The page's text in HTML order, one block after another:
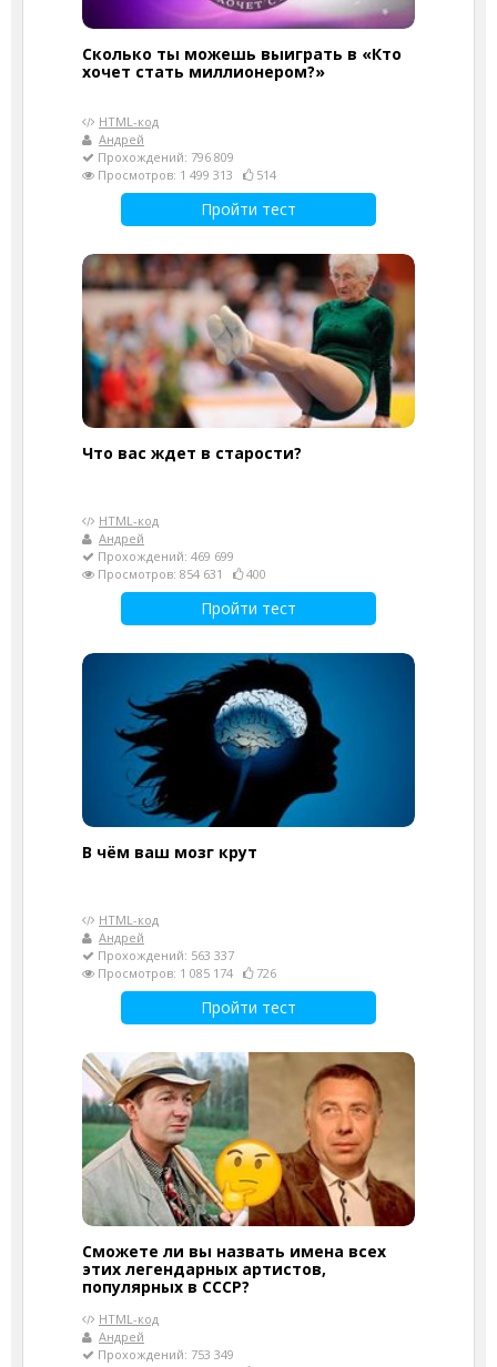
Сколько ты можешь выиграть в «Кто
хочет стать миллионером?»
HTML-код
Андрей
Прохождений: 796 809
Просмотров: 1 499 313
514
Пройти тест
Что вас ждет в старости?
HTML-код
Андрей
Прохождений: 469 699
Просмотров: 854 631
400
Пройти тест
В чём ваш мозг крут
HTML-код
Андрей
Прохождений: 563 337
Просмотров: 1 085 174
726
Пройти тест
Сможете ли вы назвать имена всех
этих легендарных артистов,
популярных в СССР?
HTML-код
Андрей
Прохождений: 753 349